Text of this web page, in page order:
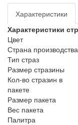
Характеристики
Характеристики
Цвет
Страна производства
Тип страз
Размер стразины
Кол-во стразин в
пакете
Размер пакета
Вес пакета
Палитра